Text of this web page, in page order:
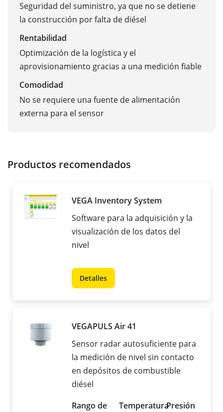
Seguridad del suministro, ya que no se detiene
la construcción por falta de diésel
Rentabilidad
Optimización de la logística y el
aprovisionamiento gracias a una medición fiable
Comodidad
No se requiere una fuente de alimentación
externa para el sensor
Productos recomendados
VEGA Inventory System
Software para la adquisición y la
visualización de los datos del
nivel
Detalles
VEGAPULS Air 41
Sensor radar autosuficiente para
la medición de nivel sin contacto
en depósitos de combustible
diésel
Rango de
TemperaturaPresión